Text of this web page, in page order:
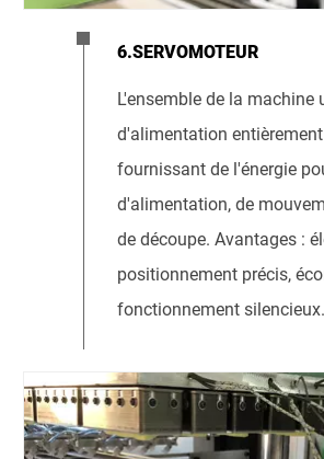
6.SERVOMOTEUR
L'ensemble de la machine
d'alimentation
fournissant de l'énergie
d'alimentation, de
de découpe. Avantages :
positionnement précis,
fonctionnement silencieux.